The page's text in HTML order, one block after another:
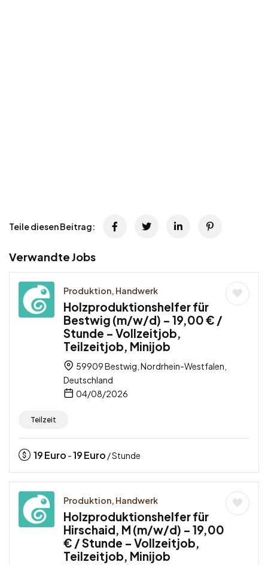
Teile diesen Beitrag:
Verwandte Jobs
Produktion, Handwerk
Holzproduktionshelfer für
Bestwig (m/w/d) – 19,00 € /
Stunde – Vollzeitjob,
Teilzeitjob, Minijob
59909 Bestwig, Nordrhein-Westfalen,
Deutschland
04/08/2026
Teilzeit
19Euro -19Euro / Stunde
Produktion, Handwerk
Holzproduktionshelfer für
Hirschaid, M (m/w/d) – 19,00
€ / Stunde – Vollzeitjob,
Teilzeitjob, Minijob